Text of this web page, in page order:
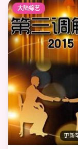
大陆综艺
更新